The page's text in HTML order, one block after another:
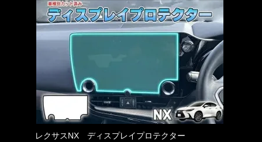
レクサスNX ディスプレイプロテクター